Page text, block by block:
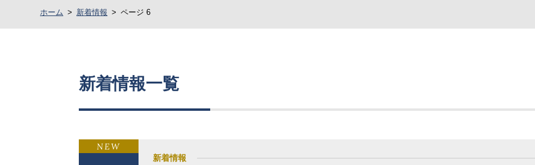
ホーム > 新着情報 > ページ 6
新着情報一覧
NEW
新着情報